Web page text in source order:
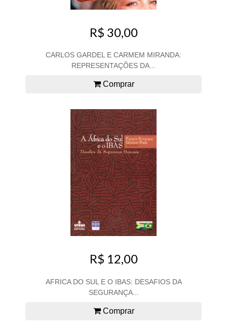
R$ 30,00
CARLOS GARDEL E CARMEM MIRANDA:
REPRESENTAÇÕES DA...
Comprar
R$ 12,00
AFRICA DO SUL E O IBAS: DESAFIOS DA
SEGURANÇA...
Comprar